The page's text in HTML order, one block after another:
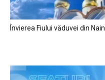
Învierea Fiului văduvei din Nain